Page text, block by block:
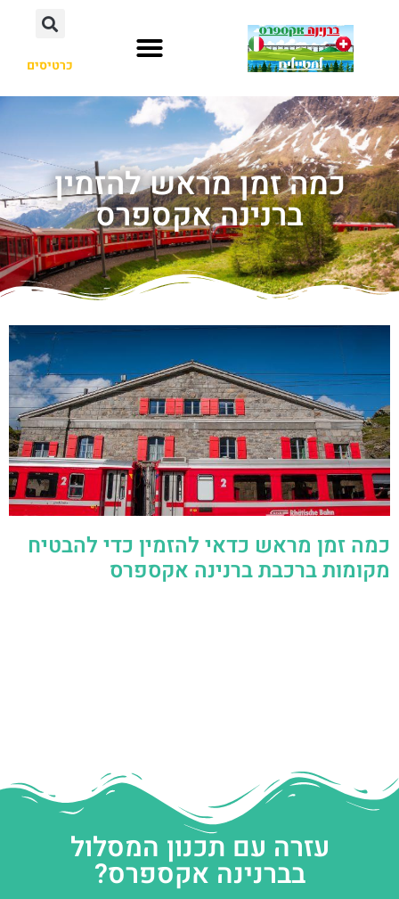
כרטיסים
כמה זמן מראש להזמין
ברנינה אקספרס
כמה זמן מראש כדאי להזמין כדי להבטיח
מקומות ברכבת ברנינה אקספרס
עזרה עם תכנון המסלול
בברנינה אקספרס?